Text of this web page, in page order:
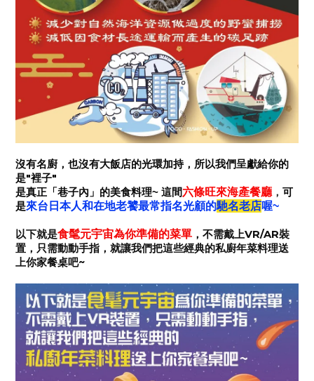
沒有名廚，也沒有大飯店的光環加持，所以我們呈獻給你的
是"裡子"
是真正「巷子內」的美食料理~ 這間六條旺來海產餐廳， 可
是來台日本人和在地老饕最常指名光顧的馳名老店喔~
以下就是食髦元宇宙為你準備的菜單 ，不需戴上VR/AR裝
置，只需動動手指，就讓我們把這些經典的私廚年菜料理送
上你家餐桌吧~